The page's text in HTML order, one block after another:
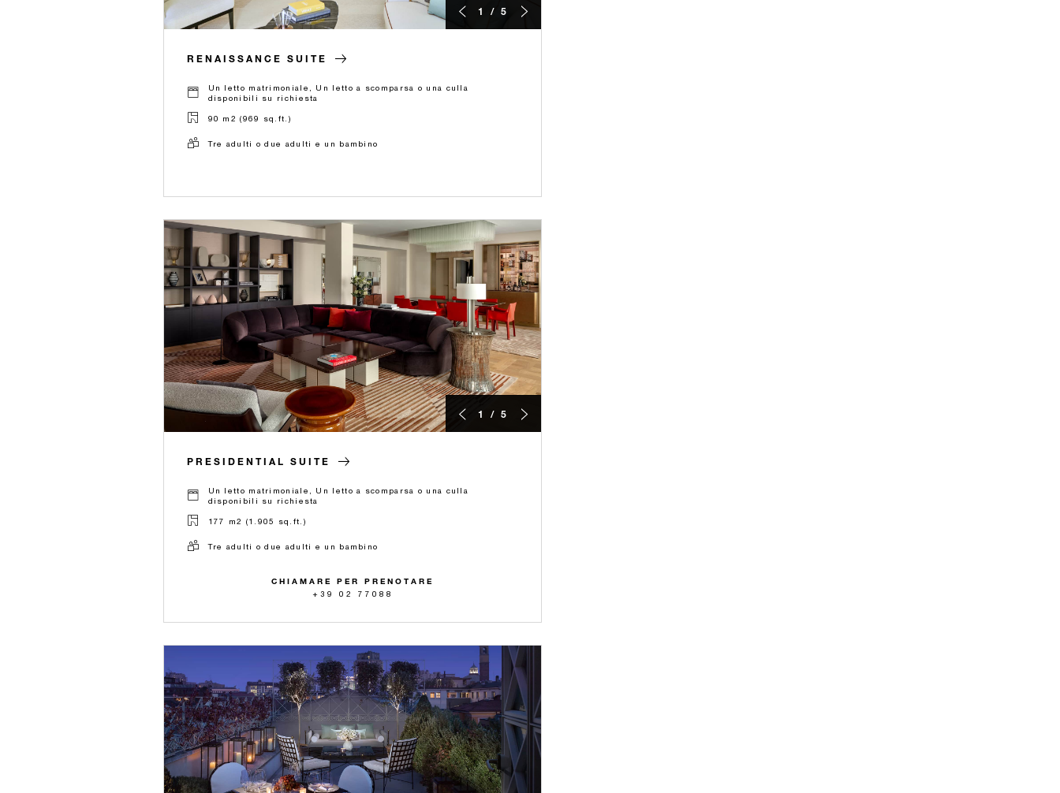
1 / 5
RENAISSANCE SUITE
Un letto matrimoniale, Un letto a scomparsa o una culla
disponibili su richiesta
90 m2 (969 sq.ft.)
Tre adulti o due adulti e un bambino
1 / 5
PRESIDENTIAL SUITE
Un letto matrimoniale, Un letto a scomparsa o una culla
disponibili su richiesta
177 m2 (1.905 sq.ft.)
Tre adulti o due adulti e un bambino
CHIAMARE PER PRENOTARE
+39 02 77088